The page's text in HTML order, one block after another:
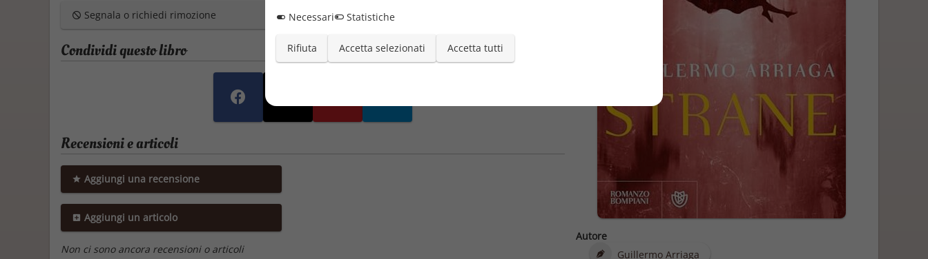
Autore
Guillermo Arriaga
Segnala o richiedi rimozione
Condividi questo libro
Recensioni e articoli
Aggiungi una recensione
Aggiungi un articolo
Non ci sono ancora recensioni o articoli
Necessari
Statistiche
Rifiuta Accetta selezionati Accetta tutti